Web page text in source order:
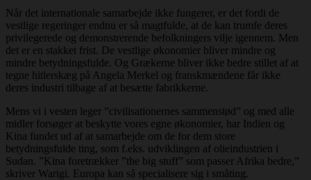
Når det internationale samarbejde ikke fungerer, er det fordi de
vestlige regeringer endnu er så magtfulde, at de kan trumfe deres
privilegerede og demonstrerende befolkningers vilje igennem. Men
det er en stakket frist. De vestlige økonomier bliver mindre og
mindre betydningsfulde. Og Grækerne bliver ikke bedre stillet af at
tegne hitlerskæg på Angela Merkel og franskmændene får ikke
deres industri tilbage af at besætte fabrikkerne.
Mens vi i vesten leger ”civilisationernes sammenstød” og med alle
midler forsøger at beskytte vores egne økonomier, har Indien og
Kina fundet ud af at samarbejde om de for dem store
betydningsfulde ting, som f.eks. udviklingen af olieindustrien i
Sudan. ”Kina foretrækker ”the big stuff” som passer Afrika bedre,”
skriver Warigi. Europa kan så specialisere sig i småting.